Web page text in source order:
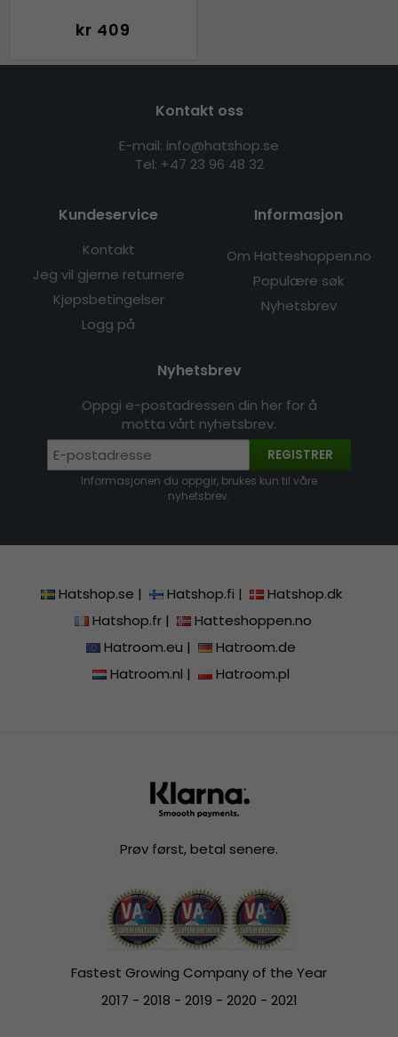
kr 409
Kontakt oss
E-mail: info@hatshop.se
Tel: +47 23 96 48 32
Kundeservice
Kontakt
Jeg vil gjerne returnere
Kjøpsbetingelser
Logg på
Informasjon
Om Hatteshoppen.no
Populære søk
Nyhetsbrev
Nyhetsbrev
Oppgi e-postadressen din her for å
motta vårt nyhetsbrev.
REGISTRER
Informasjonen du oppgir, brukes kun til våre
nyhetsbrev.
Hatshop.se | Hatshop.fi |
Hatshop.dk
Hatshop.fr|
Hatteshoppen.no
Hatroom.eu |
Hatroom.de
Hatroom.nl | Hatroom.pl
Prøv først, betal senere.
Fastest Growing Company of the Year
2017 - 2018 - 2019 - 2020 - 2021